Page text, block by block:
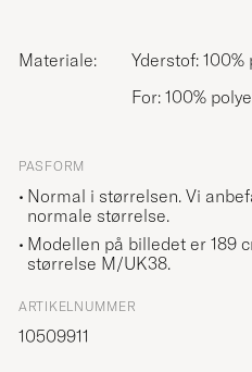
Materiale:
Yderstof: 100%
For: 100%
PASFORM
Normal i størrelsen. Vi
normale størrelse.
Modellen på billedet er 189
størrelse M/UK38.
ARTIKELNUMMER
10509911